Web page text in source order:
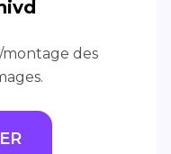
montage des